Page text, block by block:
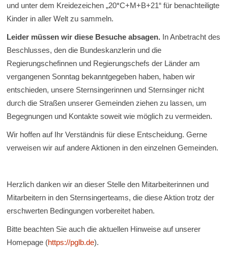
und unter dem Kreidezeichen „20*C+M+B+21“ für benachteiligte
Kinder in aller Welt zu sammeln.
Leider müssen wir diese Besuche absagen. In Anbetracht des
Beschlusses, den die Bundeskanzlerin und die
Regierungschefinnen und Regierungschefs der Länder am
vergangenen Sonntag bekanntgegeben haben, haben wir
entschieden, unsere Sternsingerinnen und Sternsinger nicht
durch die Straßen unserer Gemeinden ziehen zu lassen, um
Begegnungen und Kontakte soweit wie möglich zu vermeiden.
Wir hoffen auf Ihr Verständnis für diese Entscheidung. Gerne
verweisen wir auf andere Aktionen in den einzelnen Gemeinden.
Herzlich danken wir an dieser Stelle den Mitarbeiterinnen und
Mitarbeitern in den Sternsingerteams, die diese Aktion trotz der
erschwerten Bedingungen vorbereitet haben.
Bitte beachten Sie auch die aktuellen Hinweise auf unserer
Homepage (https://pglb.de).